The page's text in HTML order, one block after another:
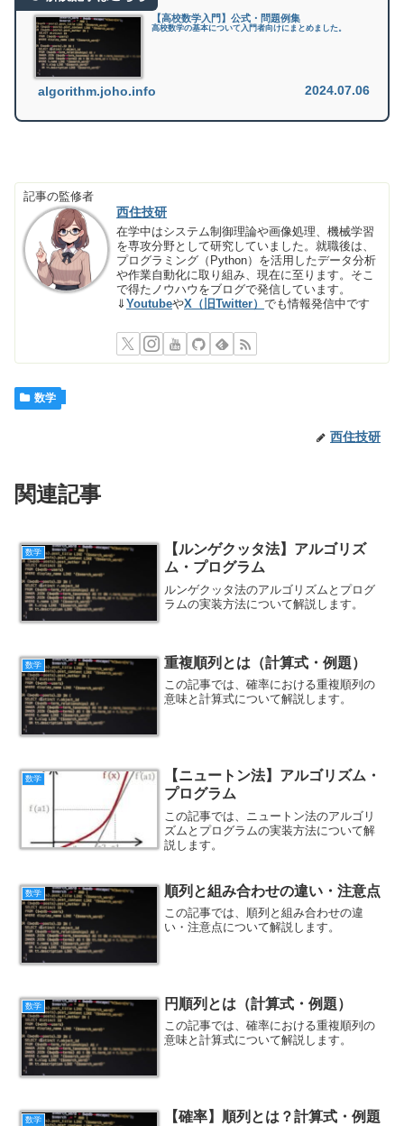
【高校数学入門】公式・問題例集
高校数学の基本について入門者向けにまとめました。
algorithm.joho.info 2024.07.06
記事の監修者
西住技研
在学中はシステム制御理論や画像処理、機械学習
を専攻分野として研究していました。就職後は、
プログラミング（Python）を活用したデータ分析
や作業自動化に取り組み、現在に至ります。そこ
で得たノウハウをブログで発信しています。
⇓ YoutubeやX（旧Twitter）でも情報発信中です
数学
西住技研
関連記事
数学
【ルンゲクッタ法】アルゴリズ
ム・プログラム
ルンゲクッタ法のアルゴリズムとプログ
ラムの実装方法について解説します。
数学 重複順列とは（計算式・例題）
この記事では、確率における重複順列の
意味と計算式について解説します。
数学
【ニュートン法】アルゴリズム・
プログラム
この記事では、ニュートン法のアルゴリ
ズムとプログラムの実装方法について解
説します。
数学 順列と組み合わせの違い・注意点
この記事では、順列と組み合わせの違
い・注意点について解説します。
数学 円順列とは（計算式・例題）
この記事では、確率における重複順列の
意味と計算式について解説します。
数学 【確率】順列とは？計算式・例題